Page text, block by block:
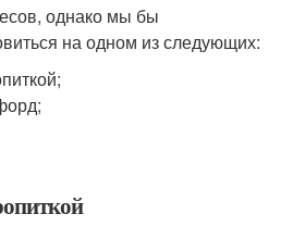
однако мы бы
на одном из следующих: